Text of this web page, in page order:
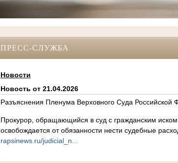
ПРЕСС-СЛУЖБА
Новости
Новость от 21.04.2026
Разъяснения Пленума Верховного Суда Российской
Прокурор, обращающийся в суд с гражданским иском
освобождается от обязанности нести судебные
rapsinews.ru/judicial_n...